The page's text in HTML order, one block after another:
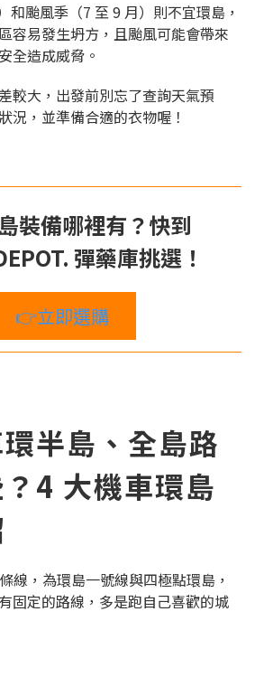
和颱風季（7 至 9 月）則不宜環島，
容易發生坍方，且颱風可能會帶來
全造成威脅。
較大，出發前別忘了查詢天氣預
況，並準備合適的衣物喔！
裝備哪裡有？快到
彈藥庫挑選！
👉立即選購
半島、全島路
4 大機車環島
線，為環島一號線與四極點環島，
固定的路線，多是跑自己喜歡的城